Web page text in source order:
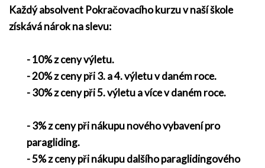
Každý absolvent Pokračovacího kurzu v naší škole
získává nárok na slevu:
- 10% z ceny výletu.
- 20% z ceny při 3. a 4. výletu v daném roce.
- 30% z ceny při 5. výletu a více v daném roce.
- 3% z ceny při nákupu nového vybavení pro
paragliding.
- 5% z ceny při nákupu dalšího paraglidingového